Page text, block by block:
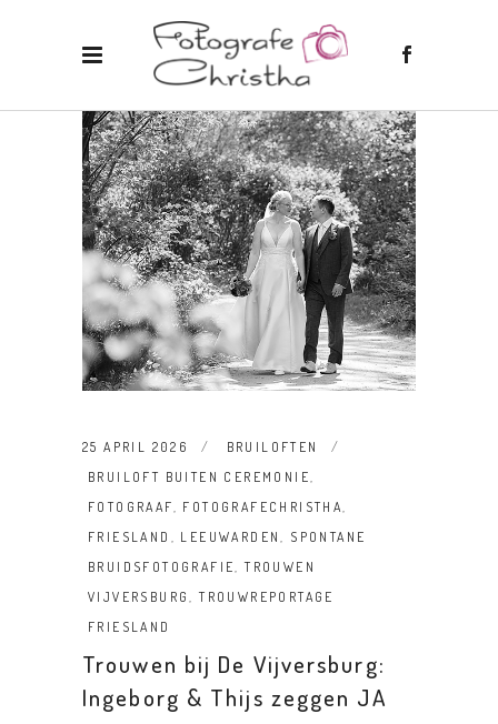
25 APRIL 2026
BRUILOFTEN
BRUILOFT BUITEN CEREMONIE,
FOTOGRAAF, FOTOGRAFECHRISTHA,
FRIESLAND , LEEUWARDEN, SPONTANE
BRUIDSFOTOGRAFIE,TROUWEN
VIJVERSBURG,TROUWREPORTAGE
FRIESLAND
Trouwen bij De Vijversburg:
Ingeborg & Thijs zeggen JA